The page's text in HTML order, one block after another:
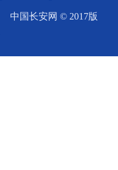
中国长安网 © 2017版